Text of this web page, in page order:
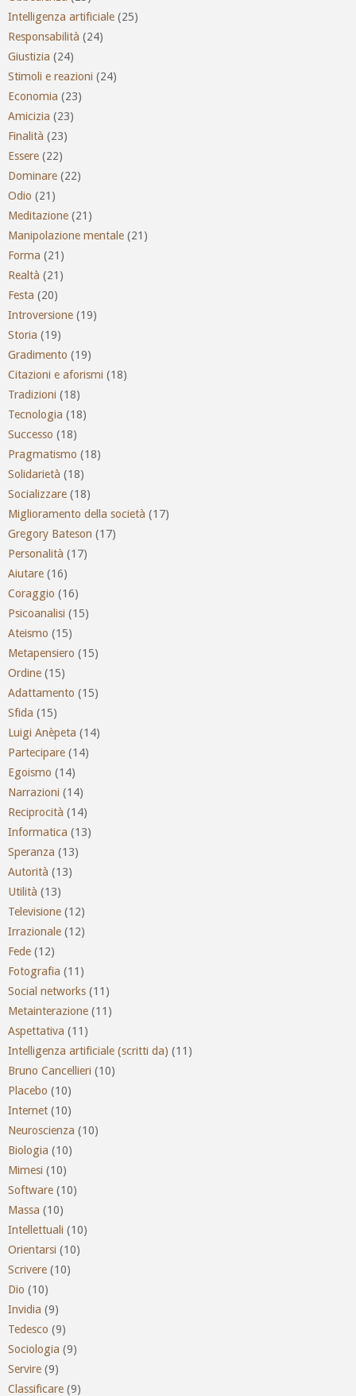
Intelligenza artificiale (25)
Responsabilità (24)
Giustizia (24)
Stimoli e reazioni (24)
Economia (23)
Amicizia (23)
Finalità (23)
Essere (22)
Dominare (22)
Odio (21)
Meditazione (21)
Manipolazione mentale (21)
Forma (21)
Realtà (21)
Festa (20)
Introversione (19)
Storia (19)
Gradimento (19)
Citazioni e aforismi (18)
Tradizioni (18)
Tecnologia (18)
Successo (18)
Pragmatismo (18)
Solidarietà (18)
Socializzare (18)
Miglioramento della società (17)
Gregory Bateson (17)
Personalità (17)
Aiutare (16)
Coraggio (16)
Psicoanalisi (15)
Ateismo (15)
Metapensiero (15)
Ordine (15)
Adattamento (15)
Sfida (15)
Luigi Anèpeta (14)
Partecipare (14)
Egoismo (14)
Narrazioni (14)
Reciprocità (14)
Informatica (13)
Speranza (13)
Autorità (13)
Utilità (13)
Televisione (12)
Irrazionale (12)
Fede (12)
Fotografia (11)
Social networks (11)
Metainterazione (11)
Aspettativa (11)
Intelligenza artificiale (scritti da) (11)
Bruno Cancellieri (10)
Placebo (10)
Internet (10)
Neuroscienza (10)
Biologia (10)
Mimesi (10)
Software (10)
Massa (10)
Intellettuali (10)
Orientarsi (10)
Scrivere (10)
Dio (10)
Invidia (9)
Tedesco (9)
Sociologia (9)
Servire (9)
Classificare (9)